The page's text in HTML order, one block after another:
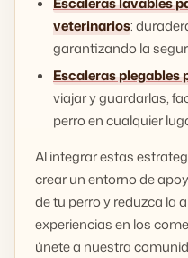
veterinarios:
garantizando la
Escaleras plegables
viajar y guardarlas,
perro en cualquier
Al integrar estas
crear un entorno de
de tu perro y reduzca la
experiencias en los
únete a nuestra